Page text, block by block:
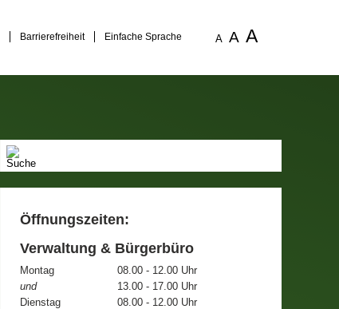
Barrierefreiheit Einfache Sprache A A A
Öffnungszeiten:
Verwaltung & Bürgerbüro
Montag
08.00 - 12.00 Uhr
und
13.00 - 17.00 Uhr
Dienstag
08.00 - 12.00 Uhr